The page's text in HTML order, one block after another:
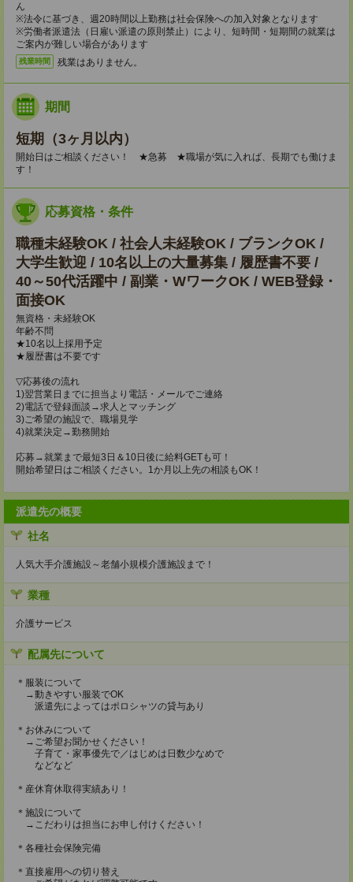
ん
※法令に基づき、週20時間以上勤務は社会保険への加入対象となります
※労働者派遣法（日雇い派遣の原則禁止）により、短時間・短期間の就業は
ご案内が難しい場合があります
残業時間 残業はありません。
期間
短期（3ヶ月以内）
開始日はご相談ください！ ★急募 ★職場が気に入れば、長期でも働けま
す！
応募資格・条件
職種未経験OK / 社会人未経験OK / ブランクOK /
大学生歓迎 / 10名以上の大量募集 / 履歴書不要 /
40～50代活躍中 / 副業・WワークOK / WEB登録・
面接OK
無資格・未経験OK
年齢不問
★10名以上採用予定
★履歴書は不要です
▽応募後の流れ
1)翌営業日までに担当より電話・メールでご連絡
2)電話で登録面談→求人とマッチング
3)ご希望の施設で、職場見学
4)就業決定→勤務開始
応募→就業まで最短3日＆10日後に給料GETも可！
開始希望日はご相談ください。1か月以上先の相談もOK！
派遣先の概要
社名
人気大手介護施設～老舗小規模介護施設まで！
業種
介護サービス
配属先について
＊服装について
→動きやすい服装でOK
派遣先によってはポロシャツの貸与あり
＊お休みについて
→ご希望お聞かせください！
子育て・家事優先で／はじめは日数少なめで
などなど
＊産休育休取得実績あり！
＊施設について
→こだわりは担当にお申し付けください！
＊各種社会保険完備
＊直接雇用への切り替え